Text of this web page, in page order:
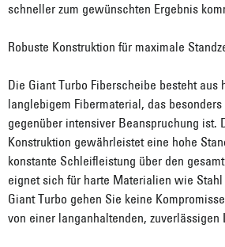
schneller zum gewünschten Ergebnis
Robuste Konstruktion für maximale
Die Giant Turbo Fiberscheibe besteht aus
langlebigem Fibermaterial, das
gegenüber intensiver Beanspruchung ist.
Konstruktion gewährleistet eine hohe
konstante Schleifleistung über den
eignet sich für harte Materialien wie
Giant Turbo gehen Sie keine
von einer langanhaltenden, zuverlässigen